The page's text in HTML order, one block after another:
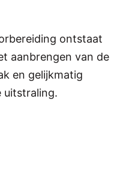
ontstaat
aanbrengen van de
en gelijkmatig
uitstraling.